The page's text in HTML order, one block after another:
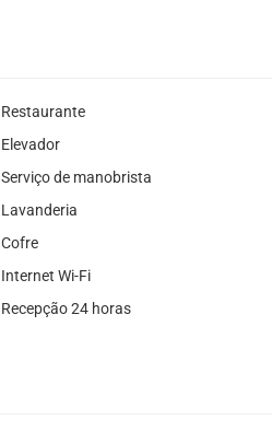
Restaurante
Elevador
Serviço de manobrista
Lavanderia
Cofre
Internet Wi-Fi
Recepção 24 horas